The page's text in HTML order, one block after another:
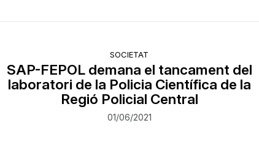
SOCIETAT
SAP-FEPOL demana el tancament del
laboratori de la Policia Científica de la
Regió Policial Central
01/06/2021